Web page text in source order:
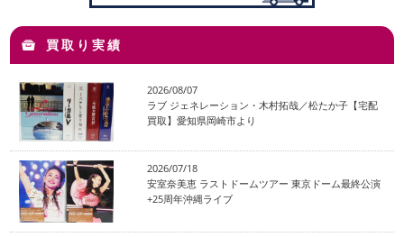
買取り実績
2026/08/07
ラブ ジェネレーション・木村拓哉／松たか子【宅配
買取】愛知県岡崎市より
2026/07/18
安室奈美恵 ラストドームツアー 東京ドーム最終公演
+25周年沖縄ライブ